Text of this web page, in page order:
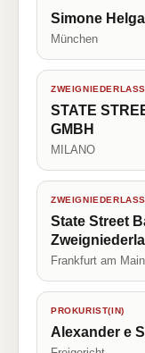
Simone
München
STATE
GMBH
MILANO
State Street
Frankfurt am Main
PROKURIST(IN)
Alexander e